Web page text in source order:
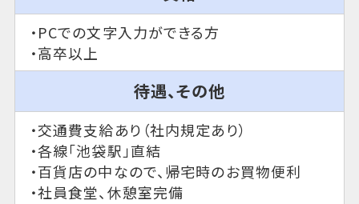
・PCでの文字入力ができる方
・高卒以上
待遇、その他
・交通費支給あり（社内規定あり）
・各線「池袋駅」直結
・百貨店の中なので、帰宅時のお買物便利
・社員食堂、休憩室完備